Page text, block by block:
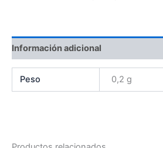
Información adicional
Peso 0,2 g